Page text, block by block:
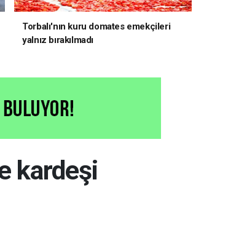
Torbalı'nın kuru domates emekçileri
yalnız bırakılmadı
kardeşi